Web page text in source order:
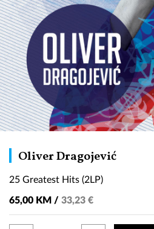
Oliver Dragojević25
25 Greatest Hits (2LP)
65,00 KM / 33,23 €